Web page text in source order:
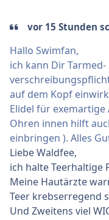
vor 15 Stunden
Hallo Swimfan,
ich kann Dir
auf dem Kopf
Elidel für exemartige
Ohren innen hilft
einbringen ). Alles
Liebe Waldfee,
ich halte Teerhaltige
Meine Hautärzte
Teer krebserregend
Und Zweitens viel